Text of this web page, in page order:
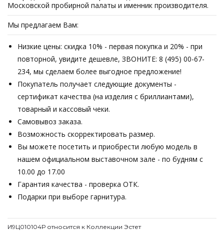
Московской пробирной палаты и именник производителя.
Мы предлагаем Вам:
Низкие цены: скидка 10% - первая покупка и 20% - при
повторной, увидите дешевле, ЗВОНИТЕ: 8 (495) 00-67-
234, мы сделаем более выгодное предложение!
Покупатель получает следующие документы -
сертификат качества (на изделия с бриллиантами),
товарный и кассовый чеки.
Самовывоз заказа.
Возможность скорректировать размер.
Вы можете посетить и приобрести любую модель в
нашем официальном выставочном зале - по будням с
10.00 до 17.00
Гарантия качества - проверка ОТК.
Подарки при выборе гарнитура.
И9Ц010104Р относится к Коллекции Эстет